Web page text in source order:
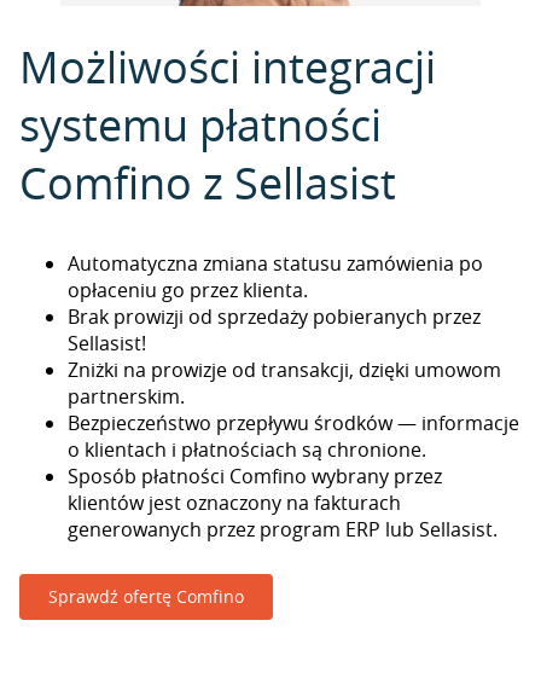
Możliwości integracji
systemu płatności
Comfino z Sellasist
Automatyczna zmiana statusu zamówienia po
opłaceniu go przez klienta.
Brak prowizji od sprzedaży pobieranych przez
Sellasist!
Zniżki na prowizje od transakcji, dzięki umowom
partnerskim.
Bezpieczeństwo przepływu środków — informacje
o klientach i płatnościach są chronione.
Sposób płatności Comfino wybrany przez
klientów jest oznaczony na fakturach
generowanych przez program ERP lub Sellasist.
Sprawdź ofertę Comfino